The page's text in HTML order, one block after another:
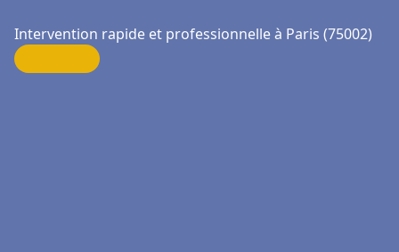
Intervention rapide et professionnelle à Paris (75002)